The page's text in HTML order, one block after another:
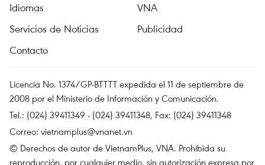
Idiomas
VNA
Servicios de Noticias
Publicidad
Contacto
Licencia No. 1374/GP-BTTTT expedida el 11 de septiembre de
2008 por el Ministerio de Información y Comunicación.
Tel.: (024) 39411349 - (024) 39411348, Fax: (024) 39411348
Correo: vietnamplus@vnanet.vn
© Derechos de autor de VietnamPlus, VNA. Prohibida su
reproducción, por cualquier medio, sin autorización expresa por